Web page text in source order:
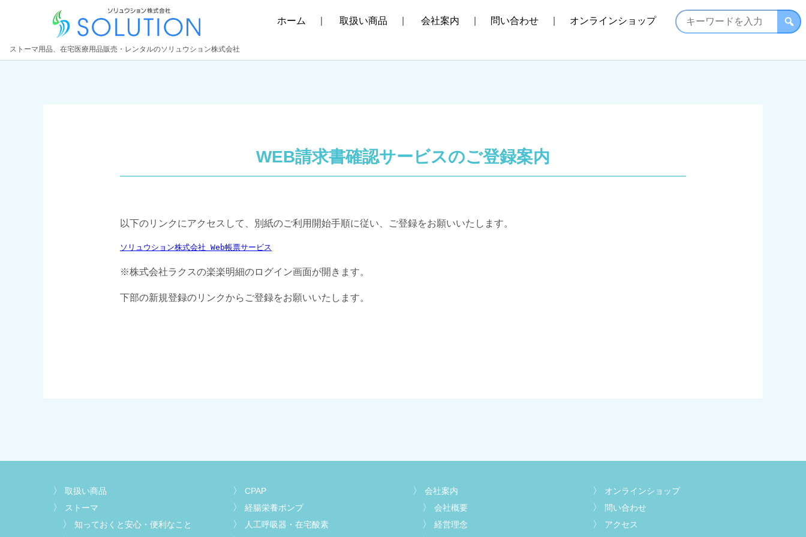
ストーマ用品、在宅医療用品販売・レンタルのソリュウション株式会社
ホーム 取扱い商品 会社案内 問い合わせ オンラインショップ
WEB請求書確認サービスのご登録案内
以下のリンクにアクセスして、別紙のご利用開始手順に従い、ご登録をお願いいたします。
ソリュウション株式会社 Web帳票サービス
※株式会社ラクスの楽楽明細のログイン画面が開きます。
下部の新規登録のリンクからご登録をお願いいたします。
取扱い商品
ストーマ
知っておくと安心・便利なこと
CPAP
経腸栄養ポンプ
人工呼吸器・在宅酸素
会社案内
会社概要
経営理念
オンラインショップ
問い合わせ
アクセス